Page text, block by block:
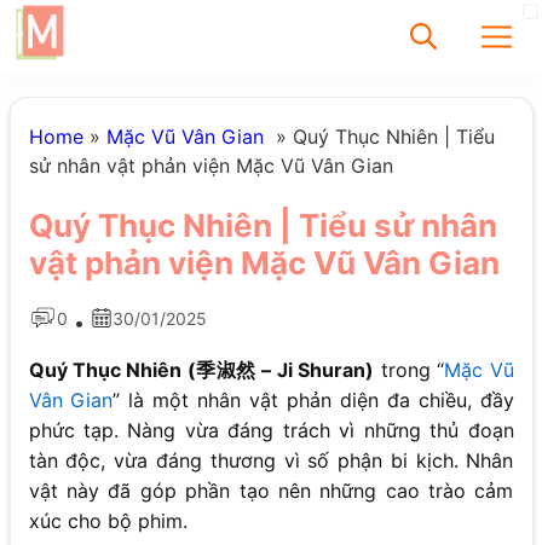
Chưa có bài viết
Home» Mặc Vũ Vân Gian » Quý Thục Nhiên | Tiểu
sử nhân vật phản viện Mặc Vũ Vân Gian
Quý Thục Nhiên | Tiểu sử nhân
vật phản viện Mặc Vũ Vân Gian
0 • 30/01/2025
Quý Thục Nhiên (季淑然 – Ji Shuran) trong “Mặc Vũ
Vân Gian” là một nhân vật phản diện đa chiều, đầy
phức tạp. Nàng vừa đáng trách vì những thủ đoạn
tàn độc, vừa đáng thương vì số phận bi kịch. Nhân
vật này đã góp phần tạo nên những cao trào cảm
xúc cho bộ phim.